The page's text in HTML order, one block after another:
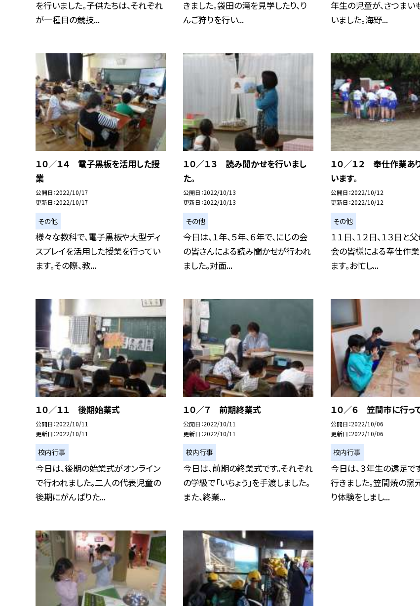
を行いました。子供たちは、それぞれ
が一種目の競技...
きました。袋田の滝を見学したり、り
んご狩りを行い...
年生の児童が、さつまい
いました。海野...
１０／１４ 電子黒板を活用した授
業
公開日 2022/10/17
更新日 2022/10/17
その他
様々な教科で、電子黒板や大型ディ
スプレイを活用した授業を行ってい
ます。その際、教...
１０／１３ 読み聞かせを行いまし
た。
公開日 2022/10/13
更新日 2022/10/13
その他
今日は、１年、５年、６年で、にじの会
の皆さんによる読み聞かせが行われ
ました。対面...
１０／１２ 奉仕作業あ
います。
公開日 2022/10/12
更新日 2022/10/12
その他
１１日、１２日、１３日と
会の皆様による奉仕作
ます。お忙し...
１０／１１ 後期始業式
公開日 2022/10/11
更新日 2022/10/11
校内行事
今日は、後期の始業式がオンライン
で行われました。二人の代表児童の
後期にがんばりた...
１０／７ 前期終業式
公開日 2022/10/11
更新日 2022/10/11
校内行事
今日は、前期の終業式です。それぞれ
の学級で「いちょう」を手渡しました。
また、終業...
１０／６ 笠間市に行って
公開日 2022/10/06
更新日 2022/10/06
校内行事
今日は、３年生の遠足で
行きました。笠間焼の窯
り体験をしまし...